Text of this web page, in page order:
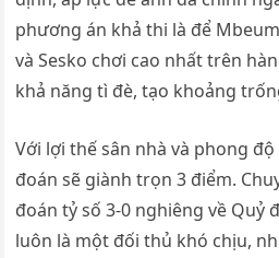
phương án khả thi là để
và Sesko chơi cao nhất trên
khả năng tì đè, tạo khoảng
Với lợi thế sân nhà và phong
đoán sẽ giành trọn 3 điểm.
đoán tỷ số 3-0 nghiêng về Quỷ
luôn là một đối thủ khó chịu,